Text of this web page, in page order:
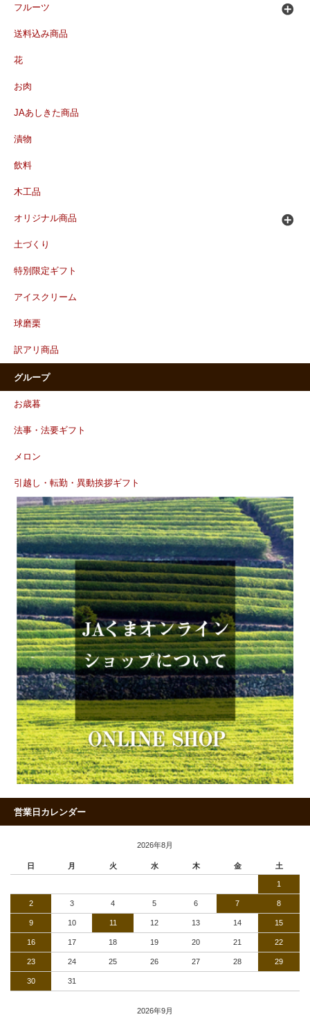
フルーツ
送料込み商品
花
お肉
JAあしきた商品
漬物
飲料
木工品
オリジナル商品
土づくり
特別限定ギフト
アイスクリーム
球磨栗
訳アリ商品
グループ
お歳暮
法事・法要ギフト
メロン
引越し・転勤・異動挨拶ギフト
営業日カレンダー
2026年8月
日 月 火 水 木 金 土
1
2 3 4 5 6 7 8
9 10 11 12 13 14 15
16 17 18 19 20 21 22
23 24 25 26 27 28 29
30 31
2026年9月